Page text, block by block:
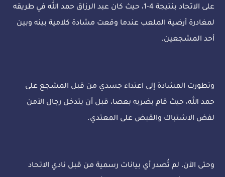
على الاتحاد بنتيجة 4-1، حيث كان عبد الرزاق حمد الله في طريقه
لمغادرة أرضية الملعب عندما وقعت مشادة كلامية بينه وبين
أحد المشجعين.
وتطورت المشادة إلى اعتداء جسدي من قبل المشجع على
حمد الله، حيث قام بضربه بعصا، قبل أن يتدخل رجال الأمن
لفض الاشتباك والقبض على المعتدي.
وحتى الآن، لم تُصدر أي بيانات رسمية من قبل نادي الاتحاد